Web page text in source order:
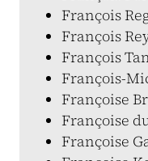
François
François
François
François-
Françoise
Françoise
Françoise